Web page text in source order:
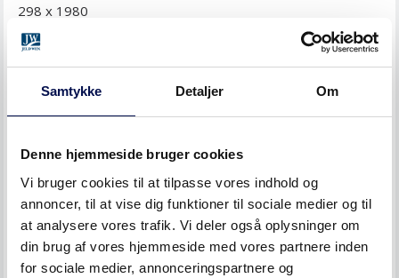
Samtykke Detaljer Om
Denne hjemmeside bruger cookies
Vi bruger cookies til at tilpasse vores indhold og
annoncer, til at vise dig funktioner til sociale medier og til
at analysere vores trafik. Vi deler også oplysninger om
din brug af vores hjemmeside med vores partnere inden
for sociale medier, annonceringspartnere og
298 x 1980
298 x 2080
358 x 2115
358 x 2050
358 x 1880
358 x 1980